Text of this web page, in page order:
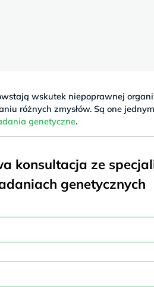
wskutek niepoprawnej
różnych zmysłów. Są one
genetyczne.
konsultacja ze
genetycznych